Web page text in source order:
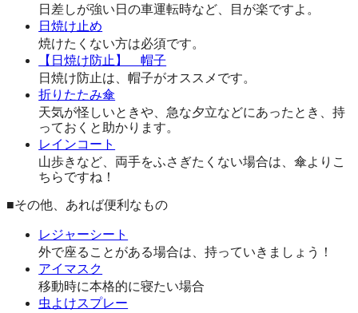
日差しが強い日の車運転時など、目が楽ですよ。
日焼け止め
焼けたくない方は必須です。
【日焼け防止】 帽子
日焼け防止は、帽子がオススメです。
折りたたみ傘
天気が怪しいときや、急な夕立などにあったとき、持
っておくと助かります。
レインコート
山歩きなど、両手をふさぎたくない場合は、傘よりこ
ちらですね！
■その他、あれば便利なもの
レジャーシート
外で座ることがある場合は、持っていきましょう！
アイマスク
移動時に本格的に寝たい場合
虫よけスプレー